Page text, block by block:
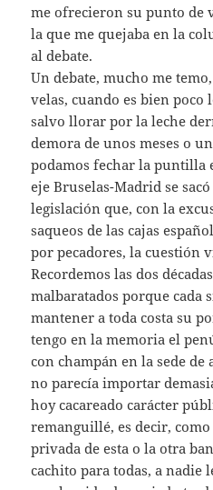
me ofrecieron su punto de
la que me quejaba en la
al debate.
Un debate, mucho me
velas, cuando es bien poco
salvo llorar por la leche
demora de unos meses o
podamos fechar la puntilla
eje Bruselas-Madrid se
legislación que, con la
saqueos de las cajas
por pecadores, la cuestión
Recordemos las dos
malbaratados porque cada
mantener a toda costa su
tengo en la memoria el
con champán en la sede
no parecía importar
hoy cacareado carácter
remanguillé, es decir,
privada de esta o la otra
cachito para todas, a nadie